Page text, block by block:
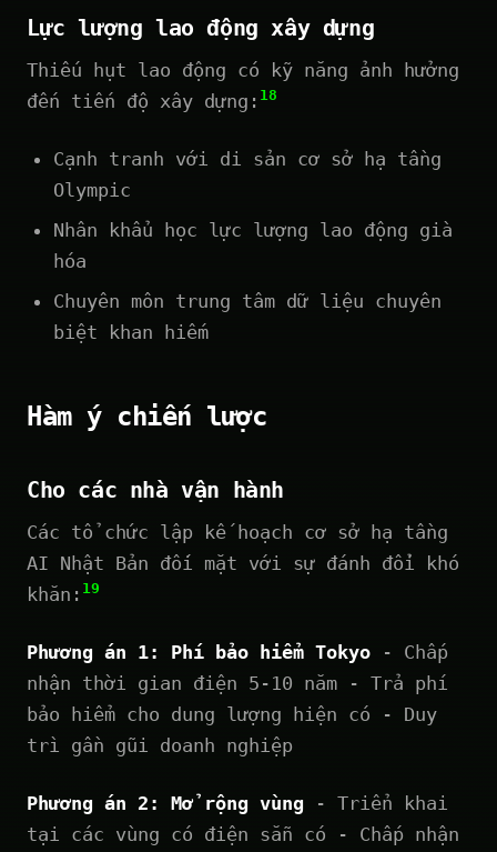
Lực lượng lao động xây dựng
Thiếu hụt lao động có kỹ năng ảnh hưởng
đến tiến độ xây dựng: 18
Cạnh tranh với di sản cơ sở hạ tầng
Olympic
Nhân khẩu học lực lượng lao động già
hóa
Chuyên môn trung tâm dữ liệu chuyên
biệt khan hiếm
Hàm ý chiến lược
Cho các nhà vận hành
Các tổ chức lập kế hoạch cơ sở hạ tầng
AI Nhật Bản đối mặt với sự đánh đổi khó
khăn: 19
Phương án 1: Phí bảo hiểm Tokyo - Chấp
nhận thời gian điện 5-10 năm - Trả phí
bảo hiểm cho dung lượng hiện có - Duy
trì gần gũi doanh nghiệp
Phương án 2: Mở rộng vùng - Triển khai
tại các vùng có điện sẵn có - Chấp nhận